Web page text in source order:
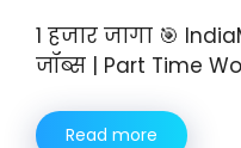
1 हजार जागा 🎯
जॉब्स | Part Time
Read more